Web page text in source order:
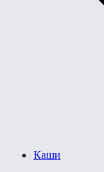
Каши